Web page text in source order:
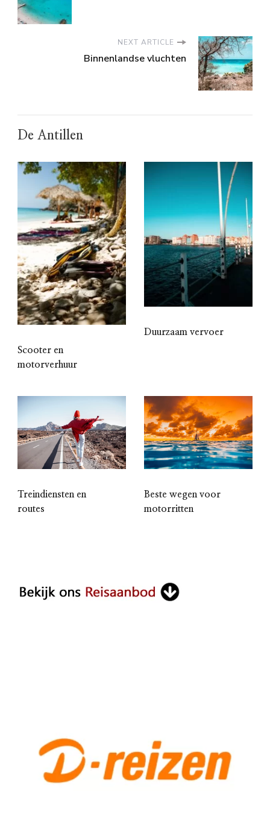
NEXT ARTICLE
Binnenlandse vluchten
De Antillen
Scooter en
motorverhuur
Duurzaam vervoer
Treindiensten en
routes
Beste wegen voor
motorritten